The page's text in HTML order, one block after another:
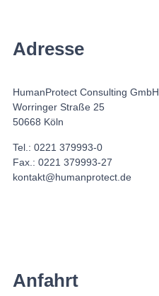
Adresse
HumanProtect Consulting GmbH
Worringer Straße 25
50668 Köln
Tel.: 0221 379993-0
Fax.: 0221 379993-27
kontakt@humanprotect.de
Anfahrt